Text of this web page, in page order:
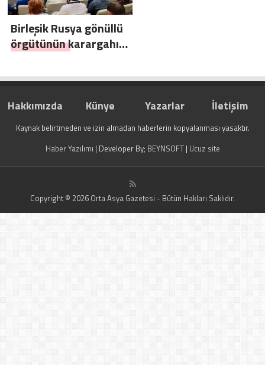
Birleşik Rusya gönüllü
örgütünün karargahı
Hakkımızda Künye Yazarlar İletişim
Kaynak belirtmeden ve izin almadan haberlerin kopyalanması yasaktır.
Haber Yazılımı | Developer By; BEYNSOFT| Ucuz site
Copyright © 2026 Orta Asya Gazetesi - Bütün Hakları Saklıdır.